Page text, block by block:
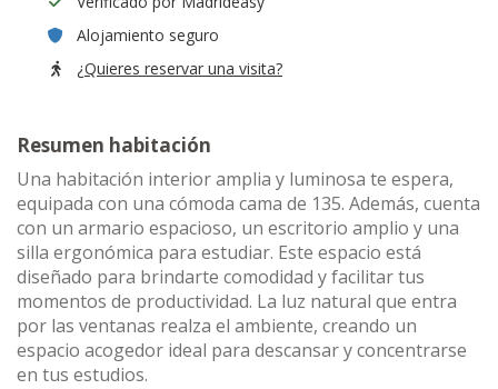
Alojamiento seguro
¿Quieres reservar una visita?
Resumen habitación
Una habitación interior amplia y luminosa te espera,
equipada con una cómoda cama de 135. Además, cuenta
con un armario espacioso, un escritorio amplio y una
silla ergonómica para estudiar. Este espacio está
diseñado para brindarte comodidad y facilitar tus
momentos de productividad. La luz natural que entra
por las ventanas realza el ambiente, creando un
espacio acogedor ideal para descansar y concentrarse
en tus estudios.